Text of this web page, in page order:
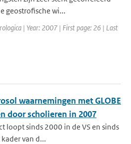
geostrofische wi...
| Year: 2007 | First page: 26 | Last
waarnemingen met GLOBE
door scholieren in 2007
loopt sinds 2000 in de VS en sinds
van d...